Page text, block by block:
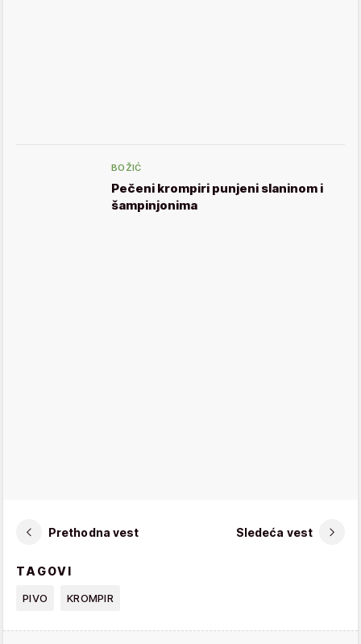
BOŽIĆ
Pečeni krompiri punjeni slaninom i
šampinjonima
Prethodna vest Sledeća vest
TAGOVI
PIVO KROMPIR